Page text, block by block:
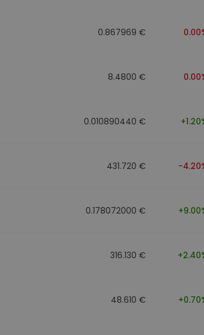
0.867969 €
8.4800 €
0.010890440 €
431.720 € -
0.178072000 €
316.130 €
48.610 €